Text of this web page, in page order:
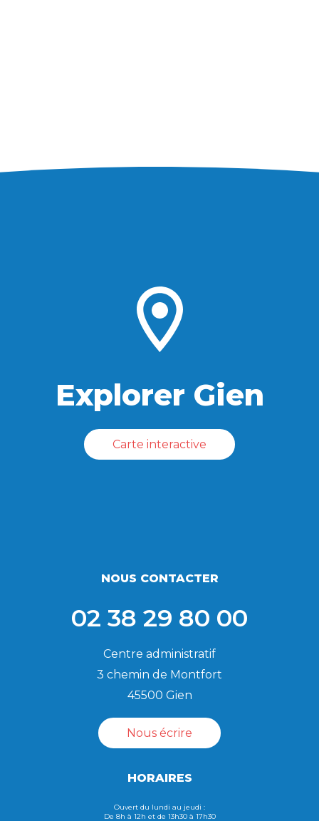
Explorer Gien
Carte interactive
NOUS CONTACTER
02 38 29 80 00
Centre administratif
3 chemin de Montfort
45500 Gien
Nous écrire
HORAIRES
Ouvert du lundi au jeudi :
De 8h à 12h et de 13h30 à 17h30